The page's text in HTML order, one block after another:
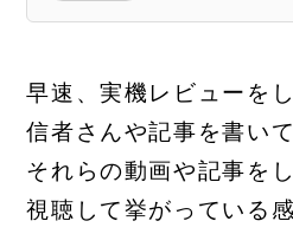
早速、実機レビューを
信者さんや記事を書い
それらの動画や記事を
視聴して挙がっている